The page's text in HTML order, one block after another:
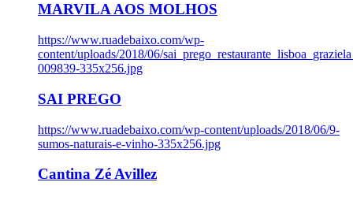
MARVILA AOS MOLHOS
https://www.ruadebaixo.com/wp-
content/uploads/2018/06/
009839-335x256.jpg
SAI PREGO
https://www.ruadebaixo.com/wp-content/uploads/2018/06/9-
sumos-naturais-e-vinho-335x256.jpg
Cantina Zé Avillez